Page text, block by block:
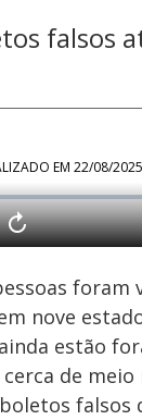
falsos
EM 22/08/
nove
estão
de
falsos